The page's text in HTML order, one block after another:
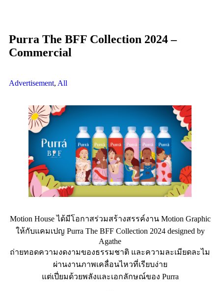
Purra The BFF Collection 2024 –
Commercial
Advertisement, All
Motion House ได้มีโอกาสร่วมสร้างสรรค์งาน Motion Graphic
ให้กับแคมเปญ Purra The BFF Collection 2024 designed by
Agathe
ถ่ายทอดความงดงามของธรรมชาติ และความละเมียดละไม
ผ่านงานภาพเคลื่อนไหวที่เรียบง่าย
แต่เปี่ยมด้วยพลังและเอกลักษณ์ของ Purra